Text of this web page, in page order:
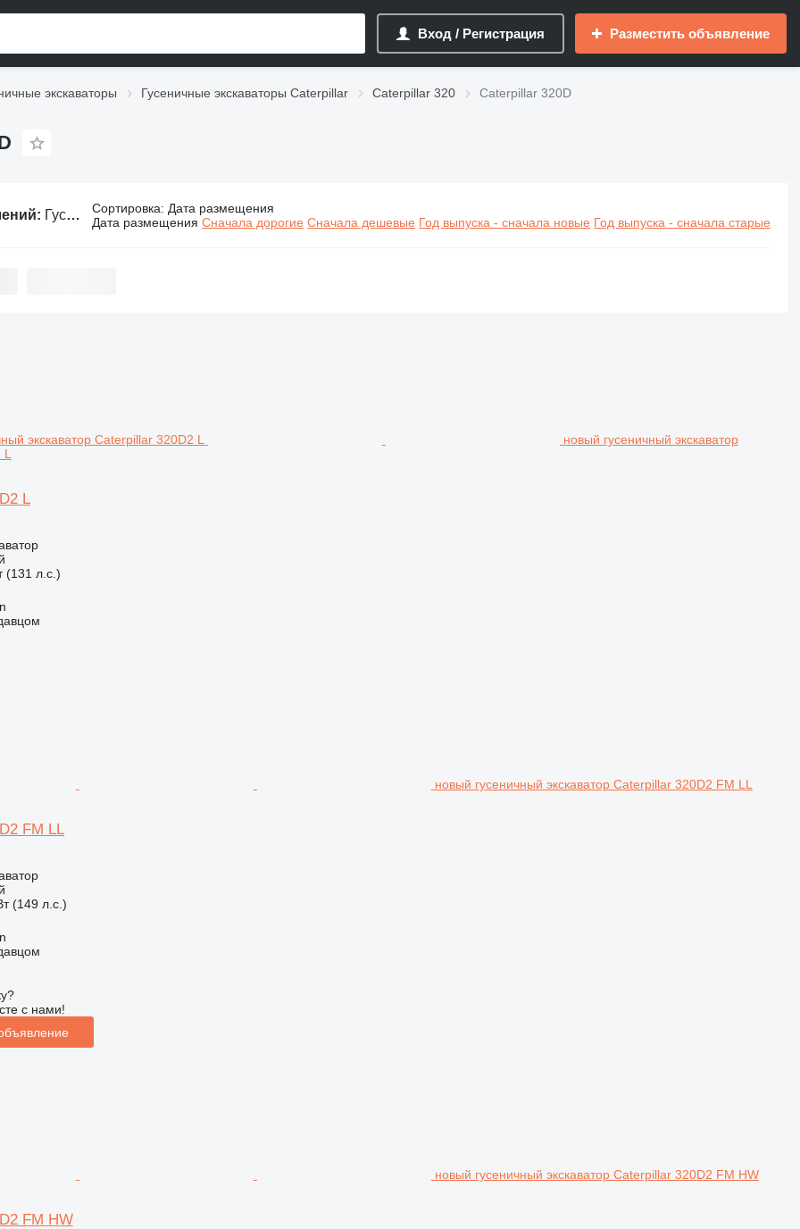
Вход / Регистрация Разместить объявление
экскаваторы Гусеничные экскаваторы Caterpillar Caterpillar 320 Caterpillar 320D
Гусеничные экскаваторы Caterpillar 320D Сортировка: Дата размещения
Дата размещения Сначала дорогие Сначала дешевые Год выпуска - сначала новые Год выпуска - сначала старые
новый гусеничный экскаватор
L
(131 л.с.)
новый гусеничный экскаватор Caterpillar 320D2 FM LL
FM LL
(149 л.с.)
с нами!
новый гусеничный экскаватор Caterpillar 320D2 FM HW
FM HW